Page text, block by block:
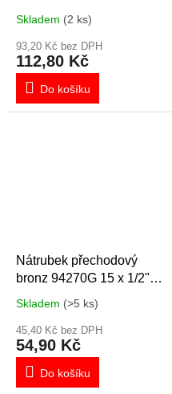
Skladem (2 ks)
93,20 Kč bez DPH
112,80 Kč
Do košíku
Nátrubek přechodový
bronz 94270G 15 x 1/2"
100254, přechodka
Skladem (>5 ks)
45,40 Kč bez DPH
54,90 Kč
Do košíku